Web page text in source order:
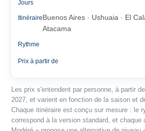
Jours
ItinéraireBuenos Aires · Ushuaia · El
Atacama
Rythme
Prix à partir de
Les prix s'entendent par personne, à partir
2027, et varient en fonction de la saison et
Chaque itinéraire est conçu sur mesure : le
correspond à la version standard, et chaque